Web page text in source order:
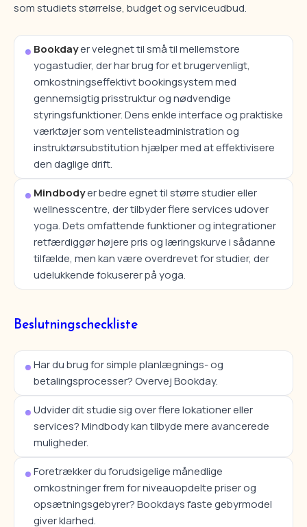
som studiets størrelse, budget og serviceudbud.
Bookdayer velegnet til små til mellemstore
yogastudier, der har brug for et brugervenligt,
omkostningseffektivt bookingsystem med
gennemsigtig prisstruktur og nødvendige
styringsfunktioner. Dens enkle interface og praktiske
værktøjer som ventelisteadministration og
instruktørsubstitution hjælper med at effektivisere
den daglige drift.
Mindbodyer bedre egnet til større studier eller
wellnesscentre, der tilbyder flere services udover
yoga. Dets omfattende funktioner og integrationer
retfærdiggør højere pris og læringskurve i sådanne
tilfælde, men kan være overdrevet for studier, der
udelukkende fokuserer på yoga.
Beslutningscheckliste
Har du brug for simple planlægnings- og
betalingsprocesser? Overvej Bookday.
Udvider dit studie sig over flere lokationer eller
services? Mindbody kan tilbyde mere avancerede
muligheder.
Foretrækker du forudsigelige månedlige
omkostninger frem for niveauopdelte priser og
opsætningsgebyrer? Bookdays faste gebyrmodel
giver klarhed.